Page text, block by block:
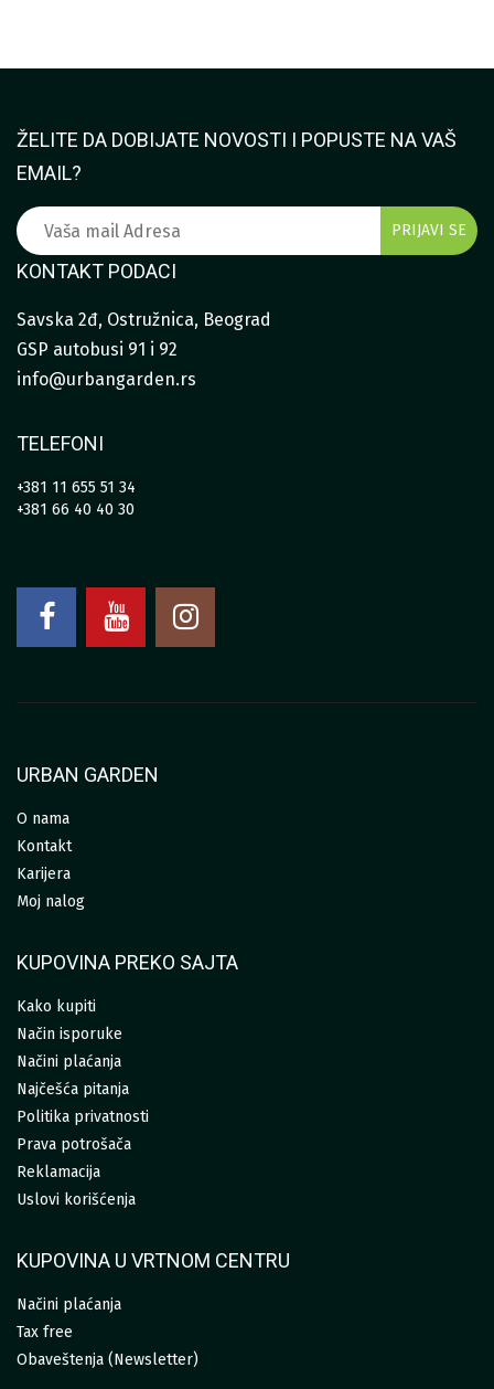
ŽELITE DA DOBIJATE NOVOSTI I POPUSTE NA VAŠ
EMAIL?
KONTAKT PODACI
Savska 2đ, Ostružnica, Beograd
GSP autobusi 91 i 92
info@urbangarden.rs
TELEFONI
+381 11 655 51 34
+381 66 40 40 30
URBAN GARDEN
O nama
Kontakt
Karijera
Moj nalog
KUPOVINA PREKO SAJTA
Kako kupiti
Način isporuke
Načini plaćanja
Najčešća pitanja
Politika privatnosti
Prava potrošača
Reklamacija
Uslovi korišćenja
KUPOVINA U VRTNOM CENTRU
Načini plaćanja
Tax free
Obaveštenja (Newsletter)